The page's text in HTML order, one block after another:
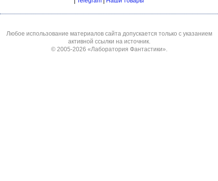
Любое использование материалов сайта допускается только с указанием
активной ссылки на источник.
© 2005-2026 «Лаборатория Фантастики».